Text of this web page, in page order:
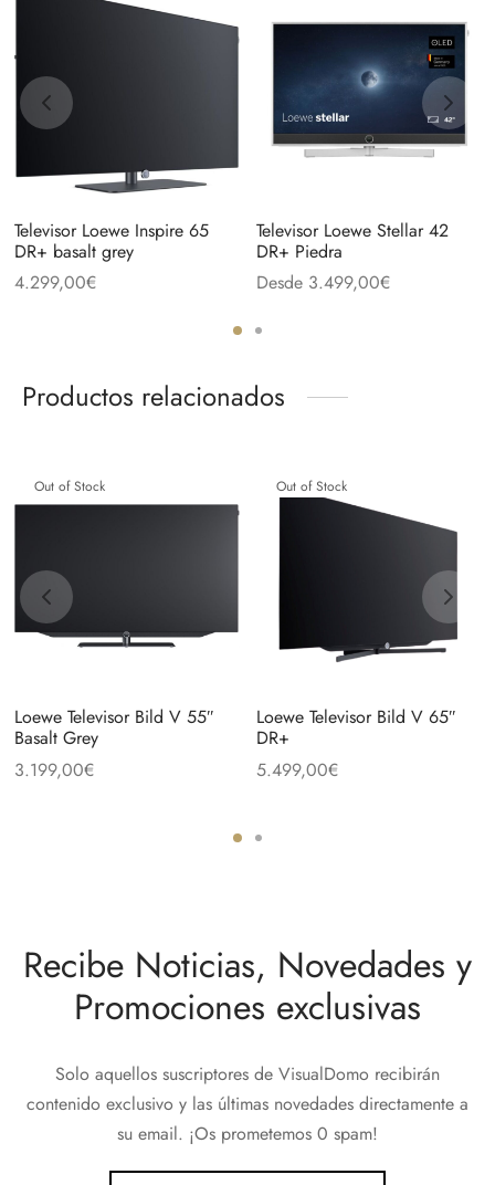
Televisor Loewe Inspire 65
DR+ basalt grey
4.299,00€
Televisor Loewe Stellar 42
DR+ Piedra
Desde 3.499,00€
Productos relacionados
Out of Stock
Loewe Televisor Bild V 55″
Basalt Grey
3.199,00€
Out of Stock
Loewe Televisor Bild V 65″
DR+
5.499,00€
Recibe Noticias, Novedades y
Promociones exclusivas
Solo aquellos suscriptores de VisualDomo recibirán
contenido exclusivo y las últimas novedades directamente a
su email. ¡Os prometemos 0 spam!